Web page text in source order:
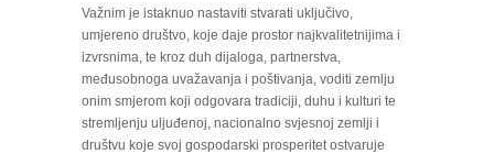
Važnim je istaknuo nastaviti stvarati uključivo,
umjereno društvo, koje daje prostor najkvalitetnijima i
izvrsnima, te kroz duh dijaloga, partnerstva,
međusobnoga uvažavanja i poštivanja, voditi zemlju
onim smjerom koji odgovara tradiciji, duhu i kulturi te
stremljenju uljuđenoj, nacionalno svjesnoj zemlji i
društvu koje svoj gospodarski prosperitet ostvaruje